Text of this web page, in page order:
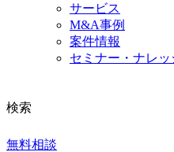
サービス
M&A事例
案件情報
セミナー・ナレッ
検索
無料相談